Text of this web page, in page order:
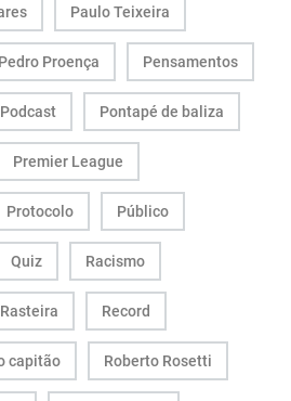
Paulo Teixeira
Pedro Proença Pensamentos
Podcast Pontapé de baliza
Premier League
Protocolo Público
Quiz Racismo
Rasteira Record
capitão Roberto Rosetti